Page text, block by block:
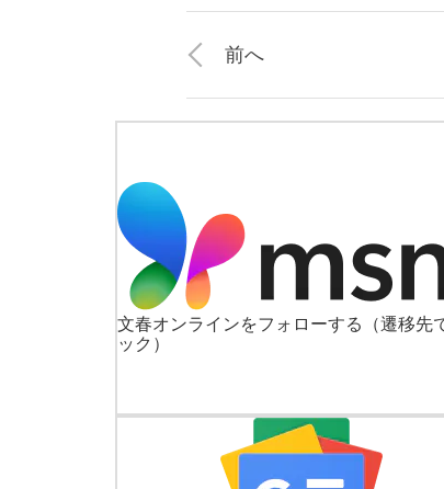
前へ
文春オンラインをフォローする
（遷移先
ック）